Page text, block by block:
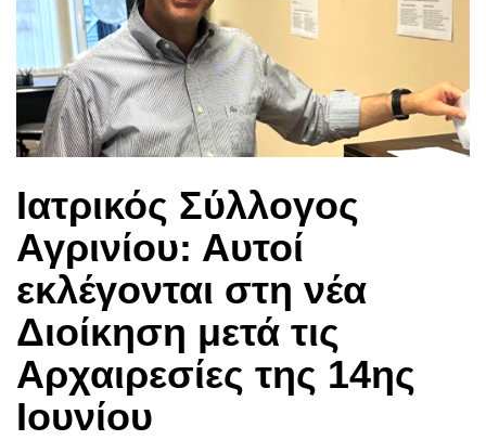
Ιατρικός Σύλλογος
Αγρινίου: Αυτοί
εκλέγονται στη νέα
Διοίκηση μετά τις
Αρχαιρεσίες της 14ης
Ιουνίου